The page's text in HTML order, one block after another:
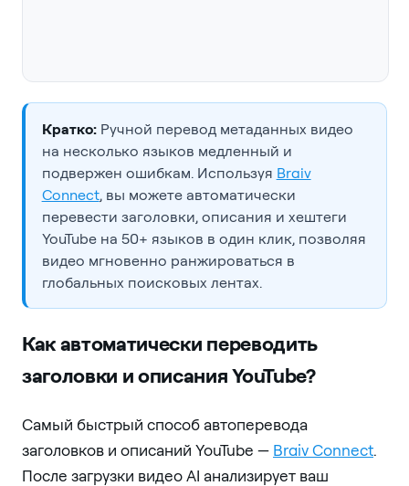
Кратко:Ручной перевод метаданных видео
на несколько языков медленный и
подвержен ошибкам. Используя Braiv
Connect, вы можете автоматически
перевести заголовки, описания и хештеги
YouTube на 50+ языков в один клик, позволяя
видео мгновенно ранжироваться в
глобальных поисковых лентах.
Как автоматически переводить
заголовки и описания YouTube?
Самый быстрый способ автоперевода
заголовков и описаний YouTube — Braiv Connect.
После загрузки видео AI анализирует ваш